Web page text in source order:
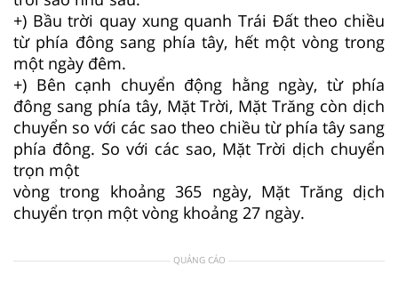
+) Bầu trời quay xung quanh Trái Đất theo chiều
từ phía đông sang phía tây, hết một vòng trong
một ngày đêm.
+) Bên cạnh chuyển động hằng ngày, từ phía
đông sang phía tây, Mặt Trời, Mặt Trăng còn dịch
chuyển so với các sao theo chiều từ phía tây sang
phía đông. So với các sao, Mặt Trời dịch chuyển
trọn một
vòng trong khoảng 365 ngày, Mặt Trăng dịch
chuyển trọn một vòng khoảng 27 ngày.
QUẢNG CÁO